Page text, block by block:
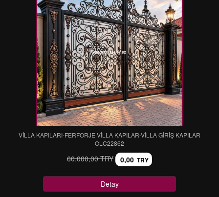
VİLLA KAPILARI-FERFORJE VİLLA KAPILAR-VİLLA GİRİŞ KAPILAR
OLC22862
60.000,00 TRY 0,00 TRY
Detay